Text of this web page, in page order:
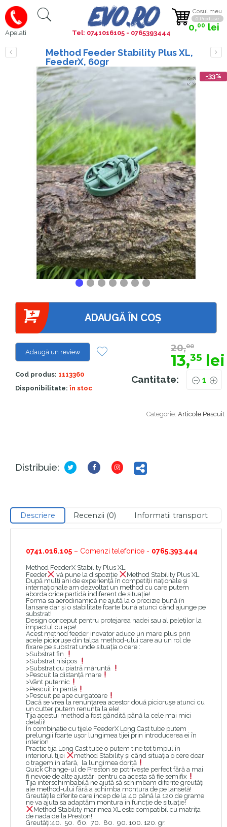
Apelati
Cosul meu
0 Produse
0,00 lei
Tel: 0741016105 - 0765393444
Method Feeder Stability Plus XL,
FeederX, 60gr
-33%
Categorie: Articole Pescuit
ADAUGĂ ÎN COȘ
Cantitate:
Adaugă un review
Cod produs: 1113360
Disponibilitate: în stoc
20,00
13,35 lei
Distribuie:
Descriere Recenzii (0) Informatii transport
0741.016.105 – Comenzi telefonice - 0765.393.444
Method FeederX Stability Plus XL
Feeder
vă pune la dispoziție
Method Stability Plus XL
După mulți ani de experiență în competiții naționale și
internaționale am dezvoltat un method cu care putem
aborda orice partidă indiferent de situație!
Forma sa aerodinamică ne ajută la o precizie bună în
lansare dar și o stabilitate foarte bună atunci când ajunge pe
substrat!
Design conceput pentru protejarea nadei sau al peleților la
impactul cu apa!
Acest method feeder inovator aduce un mare plus prin
acele piciorușe din talpa method-ului care au un rol de
fixare pe substrat unde situația o cere :
>Substrat fin
>Substrat nisipos
>Substrat cu piatră măruntă
>Pescuit la distanță mare
>Vânt puternic
>Pescuit în pantă
>Pescuit pe ape curgatoare
Dacă se vrea la renunțarea acestor două piciorușe atunci cu
un cutter putem renunța la ele!
Tija acestui method a fost gândită până la cele mai mici
detalii!
În combinație cu tijele FeederX Long Cast tube putem
prelungii foarte ușor lungimea tijei prin introducerea ei în
interior!
Practic tija Long Cast tube o putem tine tot timpul în
interiorul tijei
method Stability și când situația o cere doar
o tragem in afară, la lungimea dorită
Quick Change-ul de Preston se potrivește perfect fără a mai
fi nevoie de alte ajustări pentru ca acesta să fie semifix
Tija interschimbabilă ne ajută să schimbam diferite greutăți
ale method-ului fără a schimba montura de pe lansetă!
Greutățile diferite care încep de la 40 până la 120 de grame
ne va ajuta sa adaptăm montura in funcție de situație!
Method Stability marimea XL este compatibil cu matrița
de nada de la Preston!
Greutăți:40. 50. 60. 70. 80. 90. 100. 120. gr.